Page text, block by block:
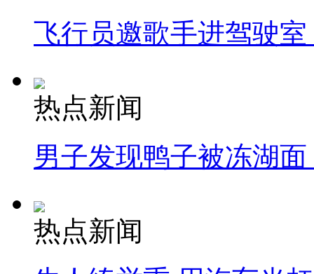
飞行员邀歌手进驾驶
热点新闻
男子发现鸭子被冻湖
热点新闻